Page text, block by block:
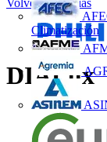
Climatización
DIALux